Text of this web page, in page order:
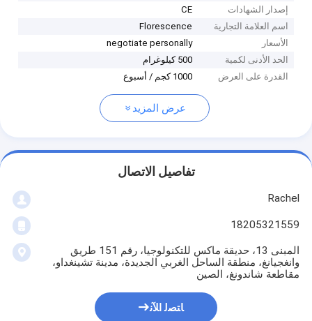
إصدار الشهادات
CE
اسم العلامة التجارية
Florescence
الأسعار
negotiate personally
الحد الأدنى لكمية
500 كيلوغرام
القدرة على العرض
1000 كجم / أسبوع
عرض المزيد
تفاصيل الاتصال
Rachel
18205321559
المبنى 13، حديقة ماكس للتكنولوجيا، رقم 151 طريق
وانغجيانغ، منطقة الساحل الغربي الجديدة، مدينة تشينغداو،
مقاطعة شاندونغ، الصين
ﺎﺘﺼﻟ ﺍﻶﻧ